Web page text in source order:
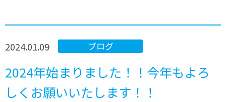
ブログ
2024.01.09
2024年始まりました！！今年もよろ
しくお願いいたします！！